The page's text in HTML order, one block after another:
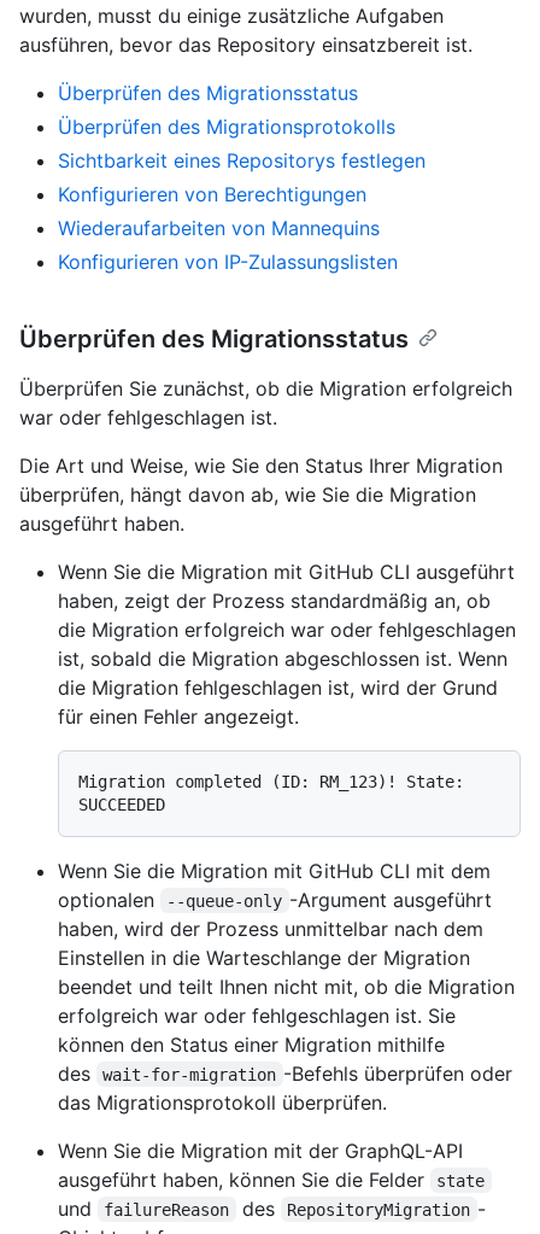
wurden, musst du einige zusätzliche Aufgaben
ausführen, bevor das Repository einsatzbereit ist.
Überprüfen des Migrationsstatus
Überprüfen des Migrationsprotokolls
Sichtbarkeit eines Repositorys festlegen
Konfigurieren von Berechtigungen
Wiederaufarbeiten von Mannequins
Konfigurieren von IP-Zulassungslisten
Überprüfen des Migrationsstatus
Überprüfen Sie zunächst, ob die Migration erfolgreich
war oder fehlgeschlagen ist.
Die Art und Weise, wie Sie den Status Ihrer Migration
überprüfen, hängt davon ab, wie Sie die Migration
ausgeführt haben.
Wenn Sie die Migration mit GitHub CLI ausgeführt
haben, zeigt der Prozess standardmäßig an, ob
die Migration erfolgreich war oder fehlgeschlagen
ist, sobald die Migration abgeschlossen ist. Wenn
die Migration fehlgeschlagen ist, wird der Grund
für einen Fehler angezeigt.
Migration completed (ID: RM_123)! State:
Wenn Sie die Migration mit GitHub CLI mit dem
optionalen
--queue-only -Argument ausgeführt
haben, wird der Prozess unmittelbar nach dem
Einstellen in die Warteschlange der Migration
beendet und teilt Ihnen nicht mit, ob die Migration
erfolgreich war oder fehlgeschlagen ist. Sie
können den Status einer Migration mithilfe
des
wait-for-migration -Befehls überprüfen oder
das Migrationsprotokoll überprüfen.
Wenn Sie die Migration mit der GraphQL-API
ausgeführt haben, können Sie die Felder
state
und failureReason des RepositoryMigration -